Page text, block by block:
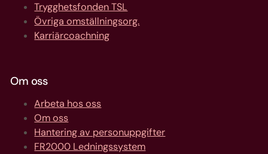
Trygghetsfonden TSL
Övriga omställningsorg.
Karriärcoachning
Om oss
Arbeta hos oss
Om oss
Hantering av personuppgifter
FR2000 Ledningssystem